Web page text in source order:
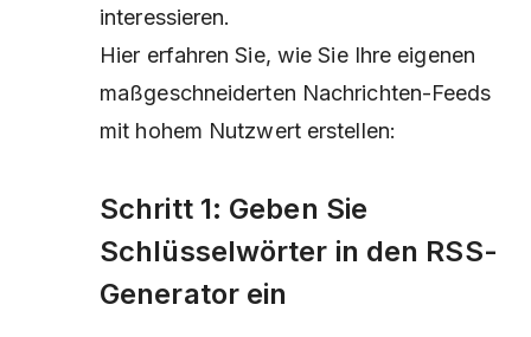
interessieren.
Hier erfahren Sie, wie Sie Ihre eigenen
maßgeschneiderten Nachrichten-Feeds
mit hohem Nutzwert erstellen:
Schritt 1: Geben Sie
Schlüsselwörter in den RSS-
Generator ein